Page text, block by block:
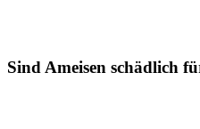
Sind Ameisen schädlich